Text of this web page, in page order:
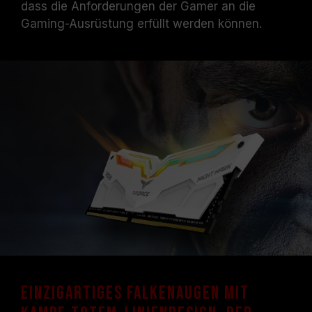
Systemen erreicht werden können.
Vergewissern Sie sich, dass Ihr Motherboard
Speicher eventuell nicht die angegebene
TEAMGROUP-Speichermodule werden unter
normalen Spannungsbedingungen getestet.
Bei Problemen mit dem Prozessor oder dem
Motherboard wenden Sie sich bitte an den
jeweiligen Kundendienst des Prozessor- oder
Motherboard-Herstellers.
dass die Anforderungen der Gamer an die
Gaming-Ausrüstung erfüllt werden können.
Einzigartiges Falkenaugen mit